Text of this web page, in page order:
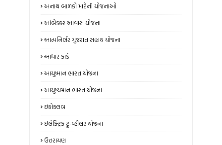
અનાથ બાળકો માટેની યોજનાઓ
આંબેડકર આવાસ યોજના
આત્મનિર્ભર ગુજરાત સહાય યોજના
આધાર કાર્ડ
આયુષ્માન ભારત યોજના
આયુષ્યમાન ભારત યોજના
ઇકોક્લબ
ઈલેક્ટ્રિક ટૂ-વ્હીલર યોજના
ઉત્તરાયણ